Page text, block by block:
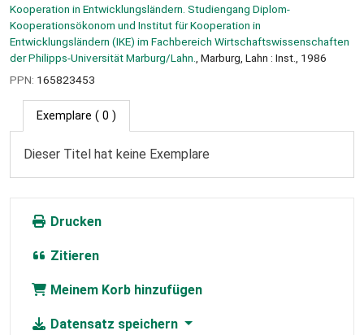
Kooperation in Entwicklungsländern. Studiengang Diplom-
Kooperationsökonom und Institut für Kooperation in
Entwicklungsländern (IKE) im Fachbereich Wirtschaftswissenschaften
der Philipps-Universität Marburg/Lahn., Marburg, Lahn : Inst., 1986
PPN: 165823453
Exemplare ( 0 )
Dieser Titel hat keine Exemplare
Drucken
Zitieren
Meinem Korb hinzufügen
Datensatz speichern